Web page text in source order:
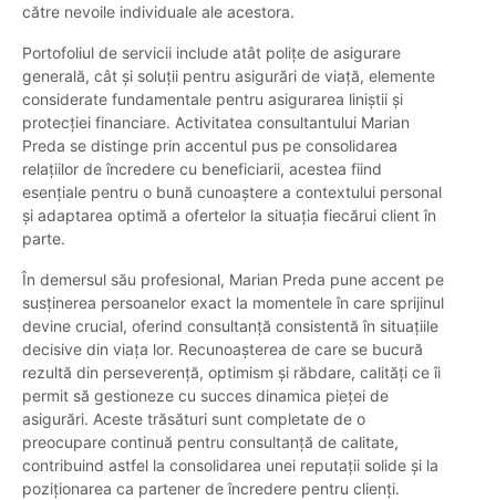
către nevoile individuale ale acestora.
Portofoliul de servicii include atât polițe de asigurare
generală, cât și soluții pentru asigurări de viață, elemente
considerate fundamentale pentru asigurarea liniștii și
protecției financiare. Activitatea consultantului Marian
Preda se distinge prin accentul pus pe consolidarea
relațiilor de încredere cu beneficiarii, acestea fiind
esențiale pentru o bună cunoaștere a contextului personal
și adaptarea optimă a ofertelor la situația fiecărui client în
parte.
În demersul său profesional, Marian Preda pune accent pe
susținerea persoanelor exact la momentele în care sprijinul
devine crucial, oferind consultanță consistentă în situațiile
decisive din viața lor. Recunoașterea de care se bucură
rezultă din perseverență, optimism și răbdare, calități ce îi
permit să gestioneze cu succes dinamica pieței de
asigurări. Aceste trăsături sunt completate de o
preocupare continuă pentru consultanță de calitate,
contribuind astfel la consolidarea unei reputații solide și la
poziționarea ca partener de încredere pentru clienți.